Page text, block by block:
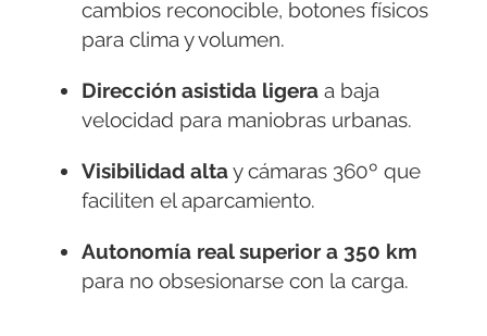
cambios reconocible, botones físicos
para clima y volumen.
Dirección asistida ligera a baja
velocidad para maniobras urbanas.
Visibilidad altay cámaras 360º que
faciliten el aparcamiento.
Autonomía real superior a 350 km
para no obsesionarse con la carga.